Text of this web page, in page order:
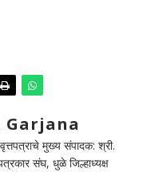
Garjana
मुख्य संपादक: श्री.
संघ, धुळे जिल्हाध्यक्ष